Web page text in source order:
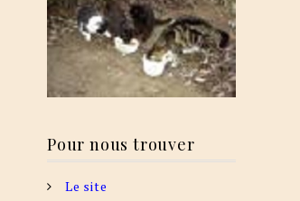
Pour nous trouver
Le site